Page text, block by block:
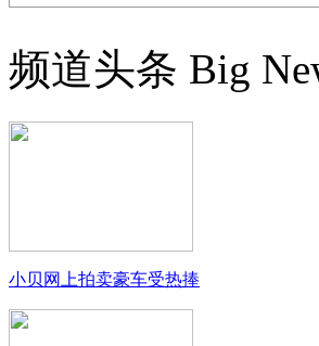
频道头条 Big
小贝网上拍卖豪车受热捧